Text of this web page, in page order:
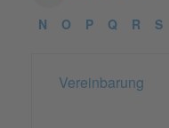
N
O P Q R S
Vereinbarung